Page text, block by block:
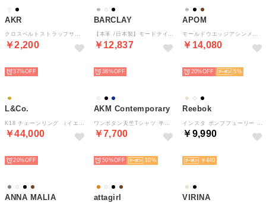
AKR
クロスベルトストラップサンダル （ブラック）
￥2,200
37%
BARCLAY
【本革 /日本製】モードテイスト 厚底モールドソールグルカサンダル （IV）
￥12,837
38%
APOM
モールドウエッジアシンメトリースリングバックサンダル45 （ブラック）
￥14,080
20%
5
L&Co.
￥44,000
20%
AKM Contemporary
￥7,700
50%
10
Reebok
￥9,990
￥440
ANNA MALIA attagirl VIRINA